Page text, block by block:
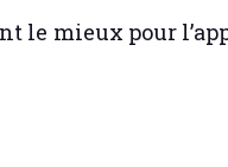
le mieux pour